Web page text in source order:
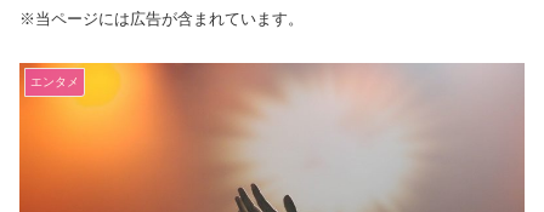
※当ページには広告が含まれています。
エンタメ